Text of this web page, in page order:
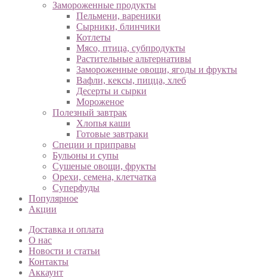
Замороженные продукты
Пельмени, вареники
Сырники, блинчики
Котлеты
Мясо, птица, субпродукты
Растительные альтернативы
Замороженные овощи, ягоды и фрукты
Вафли, кексы, пицца, хлеб
Десерты и сырки
Мороженое
Полезный завтрак
Хлопья каши
Готовые завтраки
Специи и приправы
Бульоны и супы
Сушеные овощи, фрукты
Орехи, семена, клетчатка
Суперфуды
Популярное
Акции
Доставка и оплата
О нас
Новости и статьи
Контакты
Аккаунт